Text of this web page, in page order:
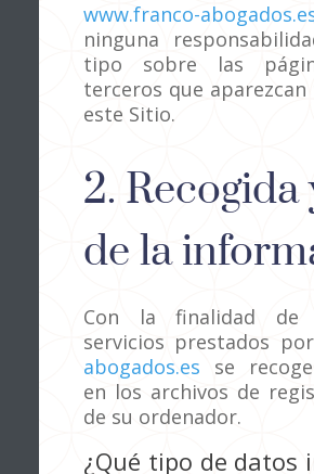
www.franco-
ninguna
tipo sobre las
terceros que aparezcan
este Sitio.
2. Recogida
de la
Con la finalidad de
servicios prestados por
abogados.es se
en los archivos de
de su ordenador.
¿Qué tipo de datos